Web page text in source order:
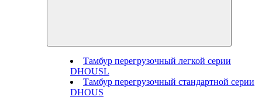
Тамбур перегрузочный легкой серии
DHOUSL
Тамбур перегрузочный стандартной серии
DHOUS